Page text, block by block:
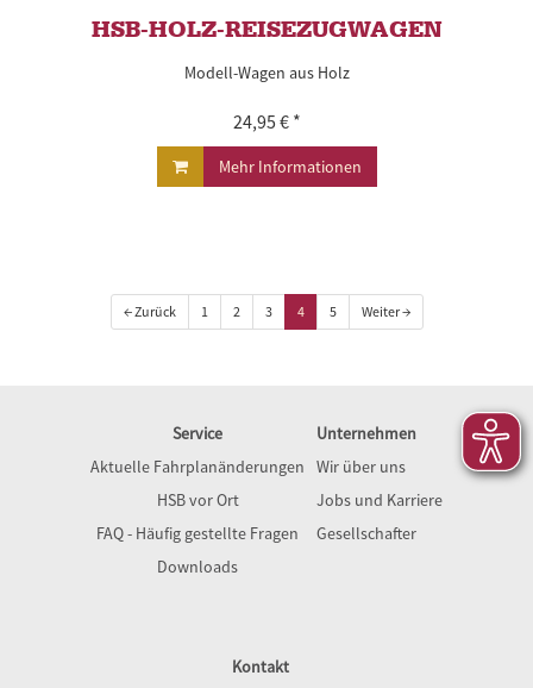
HSB-HOLZ-REISEZUGWAGEN
Modell-Wagen aus Holz
24,95 € *
Mehr Informationen
← Zurück 1 2 3 4 5 Weiter →
Service
Aktuelle Fahrplanänderungen
HSB vor Ort
FAQ - Häufig gestellte Fragen
Downloads
Unternehmen
Wir über uns
Jobs und Karriere
Gesellschafter
Kontakt